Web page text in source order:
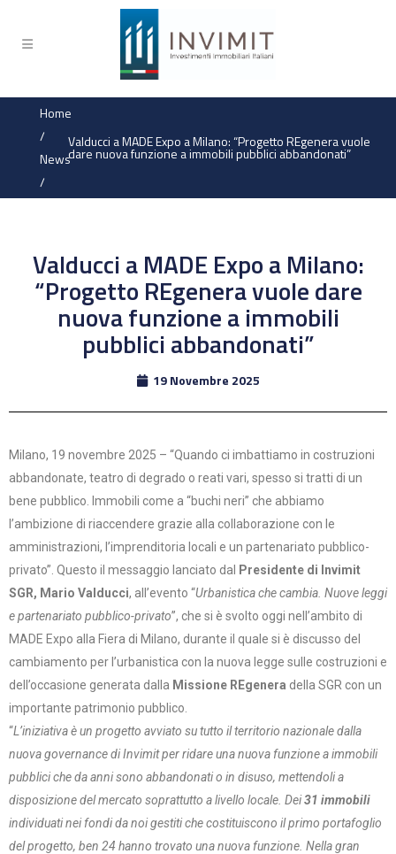
Home
/
News
/
Valducci a MADE Expo a Milano: “Progetto REgenera vuole
dare nuova funzione a immobili pubblici abbandonati”
Valducci a MADE Expo a Milano:
“Progetto REgenera vuole dare
nuova funzione a immobili
pubblici abbandonati”
19 Novembre 2025
Milano, 19 novembre 2025 – “Quando ci imbattiamo in costruzioni
abbandonate, teatro di degrado o reati vari, spesso si tratti di un
bene pubblico. Immobili come a “buchi neri” che abbiamo
l’ambizione di riaccendere grazie alla collaborazione con le
amministrazioni, l’imprenditoria locali e un partenariato pubblico-
privato”. Questo il messaggio lanciato dal
Presidente di Invimit
SGR, Mario Valducci, all’evento “Urbanistica che cambia. Nuove leggi
e partenariato pubblico-privato”, che si è svolto oggi nell’ambito di
MADE Expo alla Fiera di Milano, durante il quale si è discusso del
cambiamento per l’urbanistica con la nuova legge sulle costruzioni e
dell’occasione generata dalla Missione REgenera della SGR con un
importante patrimonio pubblico.
“L’iniziativa è un progetto avviato su tutto il territorio nazionale dalla
nuova governance di Invimit per ridare una nuova funzione a immobili
pubblici che da anni sono abbandonati o in disuso, mettendoli a
disposizione del mercato soprattutto a livello locale. Dei31 immobili
individuati nei fondi da noi gestiti che costituiscono il primo portafoglio
del progetto, ben 24 hanno trovato una nuova funzione. Nella gran